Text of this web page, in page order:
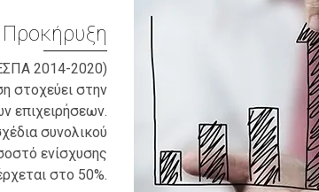
Προκήρυξη
2014-2020)
στοχεύει στην
επιχειρήσεων.
συνολικού
ενίσχυσης
στο 50%.